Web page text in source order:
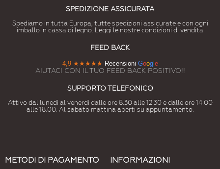
SPEDIZIONE ASSICURATA
Spediamo in tutta Europa, tutte spedizioni assicurate e con ogni
imballo in cassa di legno. Leggi le nostre condizioni di vendita
FEED BACK
4,9 ★★★★★ Recensioni Google
AIUTACI CON IL TUO FEED BACK POSITIVO!!
SUPPORTO TELEFONICO
Attivo dal lunedì al venerdì dalle ore 8.30 alle 12.30 e dalle ore 14.00
alle 18.00. Al sabato mattina aperti su appuntamento.
METODI DI PAGAMENTO INFORMAZIONI